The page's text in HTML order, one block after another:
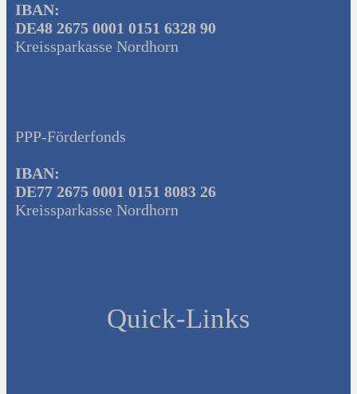
IBAN:
DE48 2675 0001 0151 6328 90
Kreissparkasse Nordhorn
PPP-Förderfonds
IBAN:
DE77 2675 0001 0151 8083 26
Kreissparkasse Nordhorn
Quick-Links